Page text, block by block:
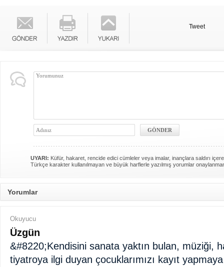
Tweet
UYARI: Küfür, hakaret, rencide edici cümleler veya imalar, inançlara saldırı
Türkçe karakter kullanılmayan ve büyük harflerle yazılmış yorumlar
Yorumlar
Okuyucu
Üzgün
&#8220;Kendisini sanata yaktın bulan, müziği,
tiyatroya ilgi duyan çocuklarımızı kayıt